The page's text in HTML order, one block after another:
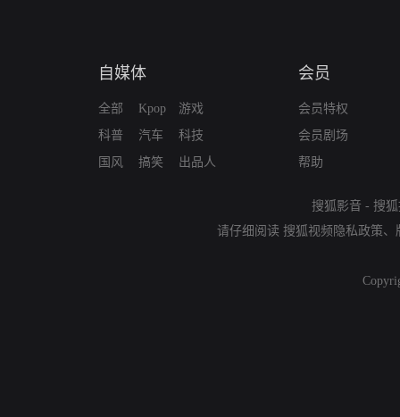
自媒体
全部
科普
国风
Kpop
汽车
搞笑
游戏
科技
出品人
会员
会员特权
会员剧场
帮助
搜狐影音 - 搜
请仔细阅读 搜狐视频隐私政策、